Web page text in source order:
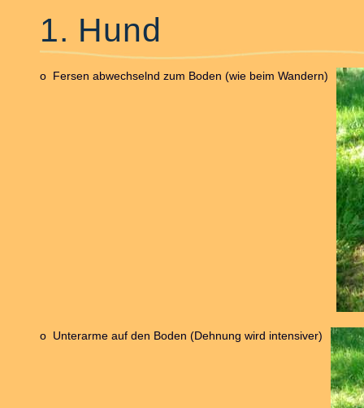
1. Hund
o Fersen abwechselnd zum Boden (wie beim Wandern)
o Unterarme auf den Boden (Dehnung wird intensiver)